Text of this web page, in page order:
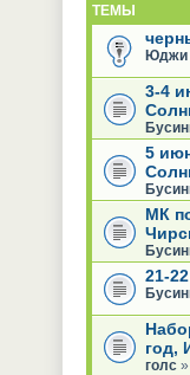
ТЕМЫ
Юджи
3-4
5
МК
21-
год,
голс»